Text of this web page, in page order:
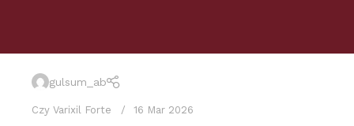
gulsum_ab
Czy Varixil Forte 16 Mar 2026